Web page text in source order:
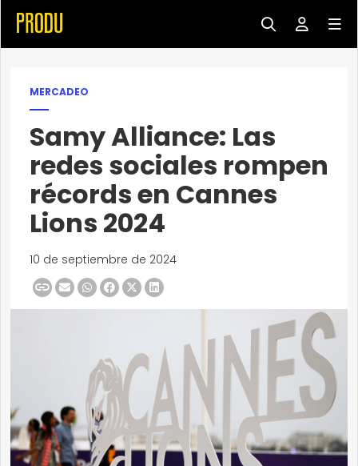
MERCADEO
Samy Alliance: Las
redes sociales rompen
récords en Cannes
Lions 2024
10 de septiembre de 2024